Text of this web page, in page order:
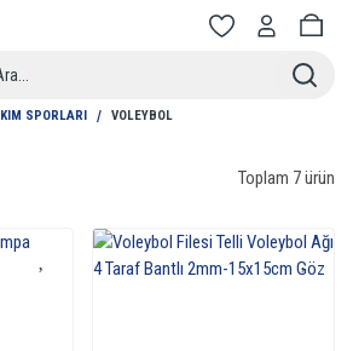
SPORLARI VOLEYBOL
Toplam 7 ürün